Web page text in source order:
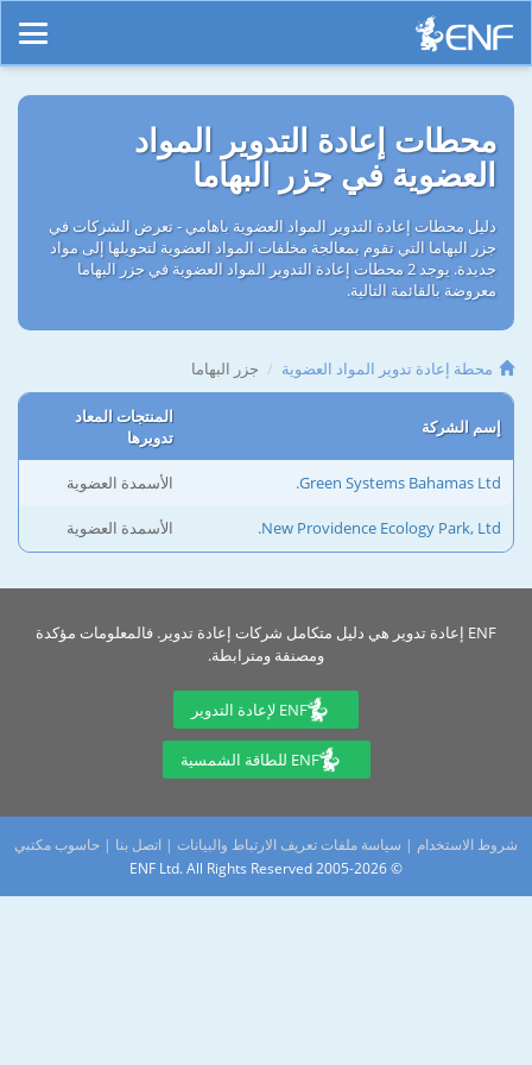
محطات إعادة التدوير المواد
العضوية في جزر البهاما
دليل محطات إعادة التدوير المواد العضوية باهامي - تعرض الشركات في
جزر البهاما التي تقوم بمعالجة مخلفات المواد العضوية لتحويلها إلى مواد
جديدة. يوجد 2 محطات إعادة التدوير المواد العضوية في جزر البهاما
معروضة بالقائمة التالية.
محطة إعادة تدوير المواد العضوية جزر البهاما
إسم الشركة
المنتجات المعاد
تدويرها
Green Systems Bahamas Ltd. الأسمدة العضوية
New Providence Ecology Park, Ltd. الأسمدة العضوية
ENF إعادة تدوير هي دليل متكامل شركات إعادة تدوير. فالمعلومات مؤكدة
ومصنفة ومترابطة.
ENF لإعادة التدوير
ENF للطاقة الشمسية
شروط الاستخدام | سياسة ملفات تعريف الارتباط والبيانات | اتصل بنا | حاسوب مكتبي
© 2005-2026 ENF Ltd. All Rights Reserved